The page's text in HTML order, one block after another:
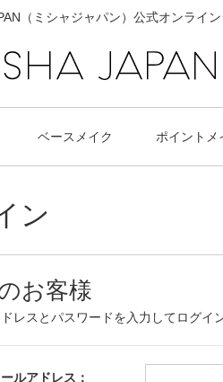
（ミシャジャパン）公式オンライ
ベースメイク ポイントメ
ン
お客様
レスとパスワードを入力してログイ
ールアドレス：